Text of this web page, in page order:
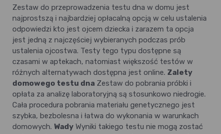
Zestaw do przeprowadzenia testu dna w domu jest
najprostszą i najbardziej opłacalną opcją w celu ustalenia
odpowiedzi kto jest ojcem dziecka i zarazem ta opcja
jest jedną z najczęściej wybieranych podczas prób
ustalenia ojcostwa. Testy tego typu dostępne są
czasami w aptekach, natomiast większość testów w
różnych alternatywach dostępna jest online. Zalety
domowego testu dna Zestaw do pobrania próbki i
opłata za analizę laboratoryjną są stosunkowo niedrogie.
Cała procedura pobrania materiału genetycznego jest
szybka, bezbolesna i łatwa do wykonania w warunkach
domowych. Wady Wyniki takiego testu nie mogą zostać